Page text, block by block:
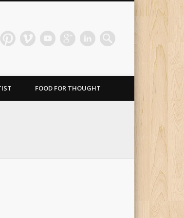
FOOD FOR THOUGHT